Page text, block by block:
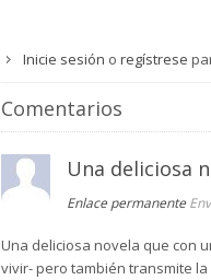
Inicie sesión o regístrese
Comentarios
Una deliciosa
Enlace permanente
Una deliciosa novela que con
vivir- pero también transmite